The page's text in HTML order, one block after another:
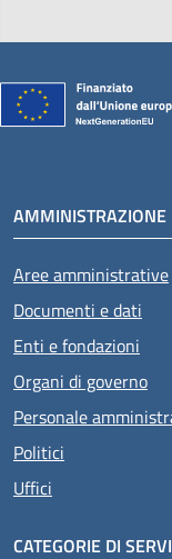
AMMINISTRAZIONE
Aree amministrative
Documenti e dati
Enti e fondazioni
Organi di governo
Personale
Politici
Uffici
CATEGORIE DI